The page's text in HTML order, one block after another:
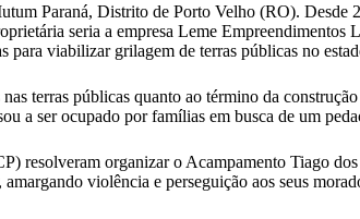
Paraná, Distrito de Porto Velho (RO). Desde
seria a empresa Leme
viabilizar grilagem de terras públicas no
terras públicas quanto ao término da
a ser ocupado por famílias em busca de um
resolveram organizar o Acampamento Tiago
violência e perseguição aos seus